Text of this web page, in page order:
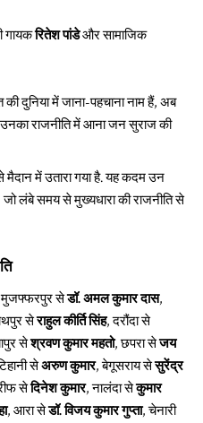
गायकरितेश पांडेऔर सामाजिक
दुनिया में जाना-पहचाना नाम हैं, अब
राजनीति में आना जन सुराज की
में उतारा गया है. यह कदम उन
लंबे समय से मुख्यधारा की राजनीति से
मुजफ्फरपुर सेडॉ. अमल कुमार दास,
सेराहुल कीर्ति सिंह, दरौंदा से
सेश्रवण कुमार महतो, छपरा सेजय
सेअरुण कुमार, बेगूसराय सेसुरेंद्र
सेदिनेश कुमार, नालंदा सेकुमार
, आरा सेडॉ. विजय कुमार गुप्ता, चेनारी